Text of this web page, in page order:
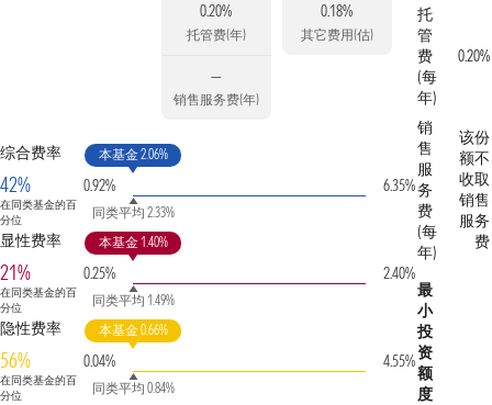
0.20%
托管费(年)
—
销售服务费(年)
0.18%
其它费用(估)
综合费率
42%
在同类基金的百
分位
0.92%
本基金 2.06%
同类平均 2.33%
6.35%
显性费率
21%
在同类基金的百
分位
0.25%
本基金 1.40%
同类平均 1.49%
2.40%
隐性费率
56%
在同类基金的百
分位
0.04%
本基金 0.66%
同类平均 0.84%
4.55%
托
管
费
(每
年)
0.20%
销
售
服
务
费
(每
年)
该份
额不
收取
销售
服务
费
最
小
投
资
额
度